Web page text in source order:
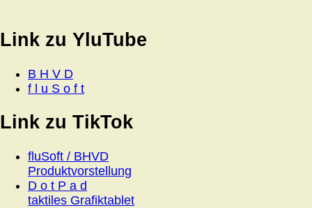
Link zu YluTube
B H V D
f l u S o f t
Link zu TikTok
fluSoft / BHVD
Produktvorstellung
D o t P a d
taktiles Grafiktablet